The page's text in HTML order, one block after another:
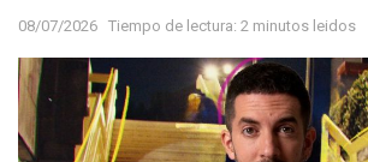
08/07/2026 Tiempo de lectura: 2 minutos leidos